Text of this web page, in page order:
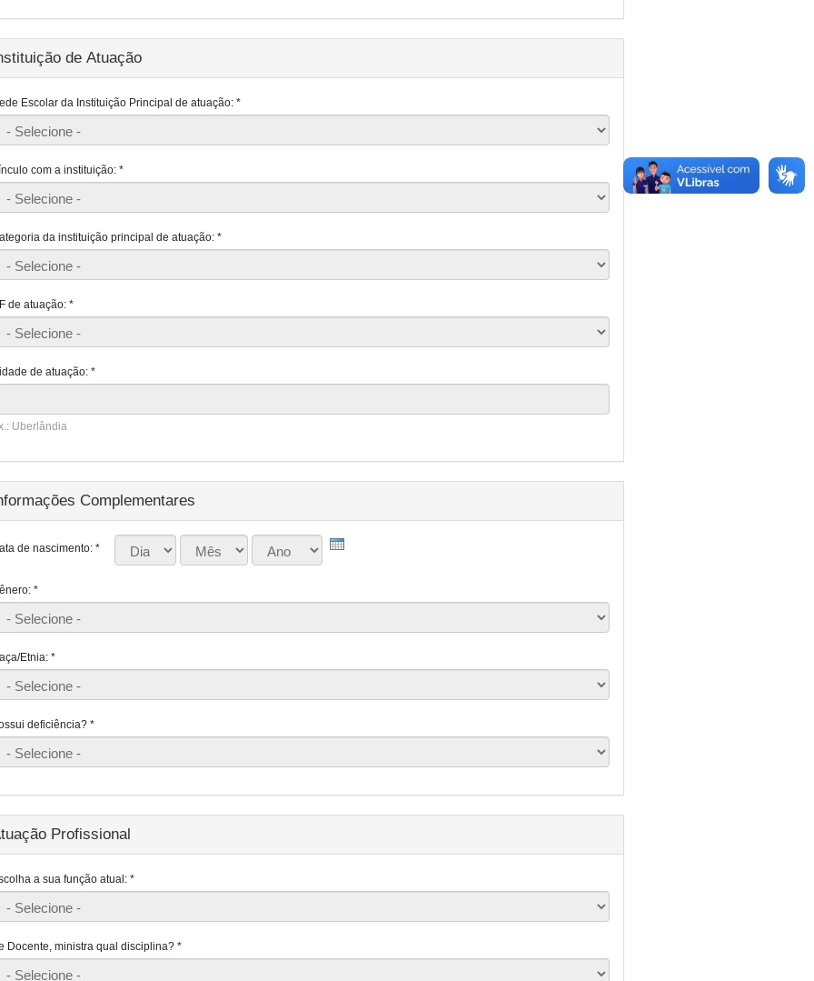
de Atuação
Escolar da Instituição Principal de atuação: *
com a instituição: *
da instituição principal de atuação: *
de atuação: *
de atuação: *
Uberlândia
Complementares
de nascimento: *
Ano
*
Etnia: *
deficiência? *
Profissional
a sua função atual: *
Docente, ministra qual disciplina? *